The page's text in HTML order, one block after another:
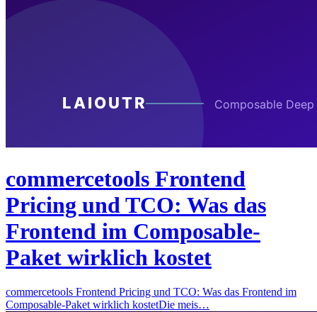
commercetools Frontend
Pricing und TCO: Was das
Frontend im Composable-
Paket wirklich kostet
commercetools Frontend Pricing und TCO: Was das Frontend im
Composable-Paket wirklich kostetDie meis…